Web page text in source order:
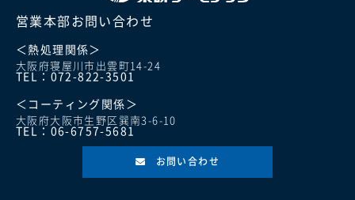
営業本部お問い合わせ
＜熱処理関係＞
大阪府寝屋川市出雲町14-24
TEL：072-822-3501
＜コーティング関係＞
大阪府大阪市生野区巽南3-6-10
TEL：06-6757-5681
お問い合わせ